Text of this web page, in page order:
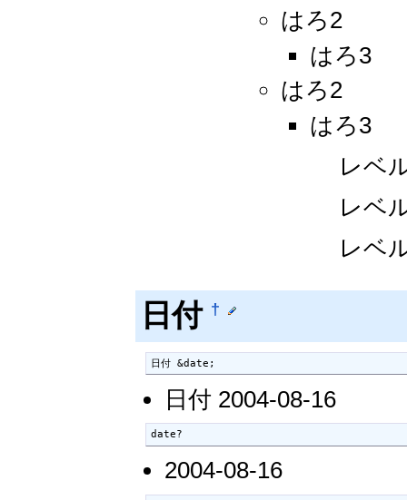
はろ2
はろ3
はろ2
はろ3
レベ
レベ
レベ
日付 †
日付 &date;
日付 2004-08-16
date?
2004-08-16